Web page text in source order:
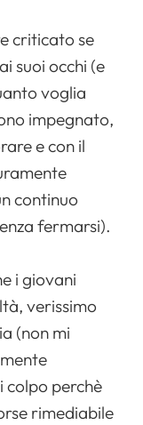
criticato se
suoi occhi (e
voglia
impegnato,
e con il
continuo
fermarsi).
i giovani
verissimo
(non mi
colpo perchè
rimediabile
Apri il menu di navigazione